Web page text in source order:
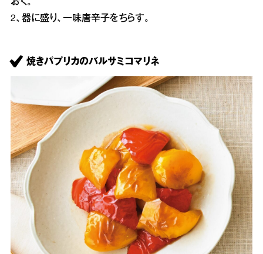
おく。
2、器に盛り、一味唐辛子をちらす。
焼きパプリカのバルサミコマリネ